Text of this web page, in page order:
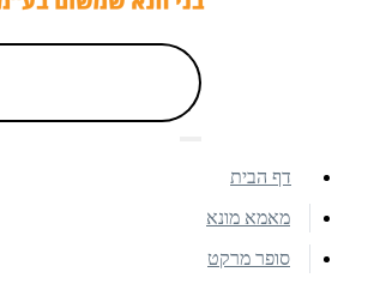
דף הבית
מאמא מונא
סופר מרקט